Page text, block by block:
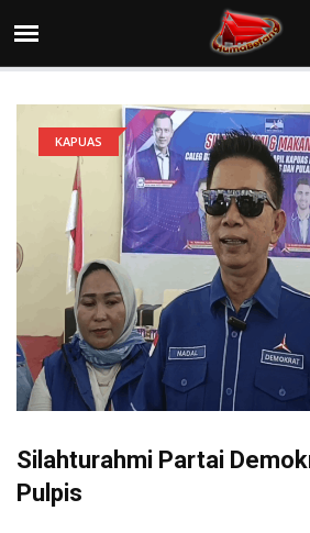
KAPUAS
Silahturahmi Partai
Pulpis